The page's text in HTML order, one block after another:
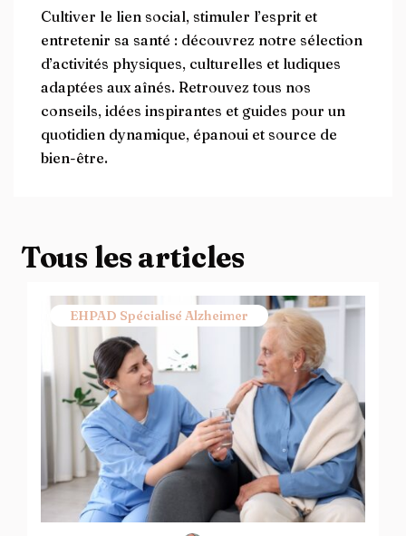
Cultiver le lien social, stimuler l’esprit et
entretenir sa santé : découvrez notre sélection
d’activités physiques, culturelles et ludiques
adaptées aux aînés. Retrouvez tous nos
conseils, idées inspirantes et guides pour un
quotidien dynamique, épanoui et source de
bien-être.
Tous les articles
EHPAD Spécialisé Alzheimer